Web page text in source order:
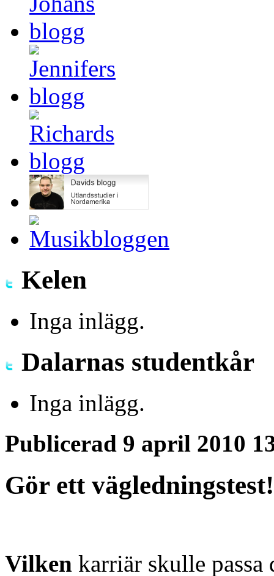
Kelen
Inga inlägg.
Dalarnas studentkår
Inga inlägg.
Publicerad 9 april 2010
Gör ett vägledningstest!
Vilken karriär skulle passa